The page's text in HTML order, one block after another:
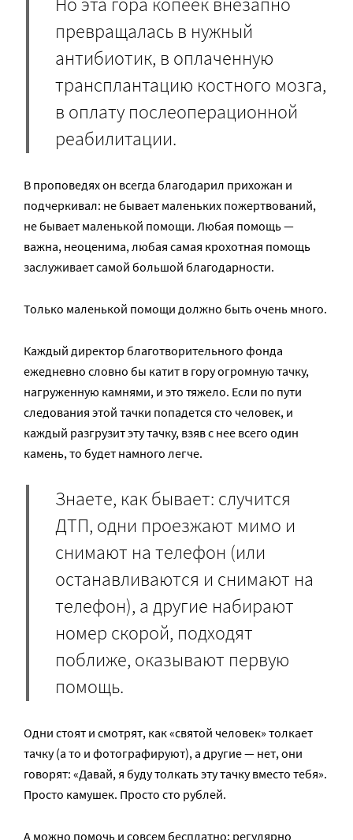
превращалась в нужный
антибиотик, в оплаченную
трансплантацию костного мозга,
в оплату послеоперационной
реабилитации.
В проповедях он всегда благодарил прихожан и
подчеркивал: не бывает маленьких пожертвований,
не бывает маленькой помощи. Любая помощь —
важна, неоценима, любая самая крохотная помощь
заслуживает самой большой благодарности.
Только маленькой помощи должно быть очень много.
Каждый директор благотворительного фонда
ежедневно словно бы катит в гору огромную тачку,
нагруженную камнями, и это тяжело. Если по пути
следования этой тачки попадется сто человек, и
каждый разгрузит эту тачку, взяв с нее всего один
камень, то будет намного легче.
Знаете, как бывает: случится
ДТП, одни проезжают мимо и
снимают на телефон (или
останавливаются и снимают на
телефон), а другие набирают
номер скорой, подходят
поближе, оказывают первую
помощь.
Одни стоят и смотрят, как «святой человек» толкает
тачку (а то и фотографируют), а другие — нет, они
говорят: «Давай, я буду толкать эту тачку вместо тебя».
Просто камушек. Просто сто рублей.
А можно помочь и совсем бесплатно: регулярно